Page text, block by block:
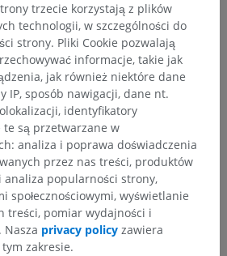
sugestii poprawek,
treści, które przełożą się na
trzecie korzystają z plików
technologii, w szczególności do
strony. Pliki Cookie pozwalają
informacje, takie jak
jak również niektóre dane
IP, sposób nawigacji, dane nt.
identyfikatory
te są przetwarzane w
analiza i poprawa doświadczenia
przez nas treści, produktów
analiza popularności strony,
społecznościowymi, wyświetlanie
treści, pomiar wydajności i
Nasza privacy policy zawiera
zakresie.